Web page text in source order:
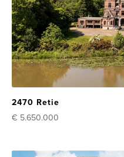
2470 Retie
€ 5.650.000